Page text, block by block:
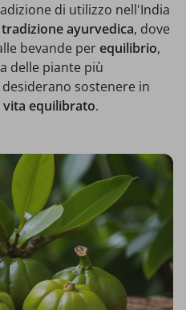
di utilizzo nell'India
tradizione ayurvedica, dove
bevande perequilibrio,
delle piante più
sostenere in
vita equilibrato.